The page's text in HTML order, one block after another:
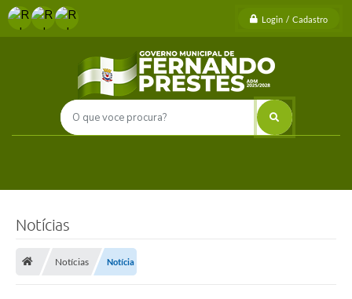
Login / Cadastro
Notícias
Notícias Notícia